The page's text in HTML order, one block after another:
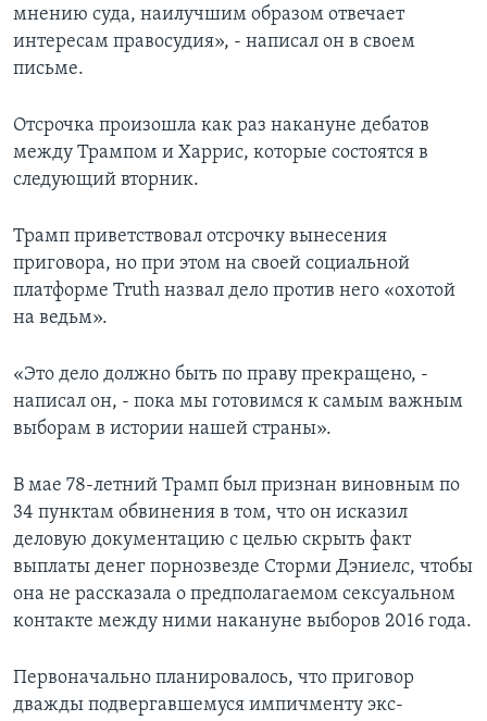
мнению суда, наилучшим образом отвечает
интересам правосудия», - написал он в своем
письме.
Отсрочка произошла как раз накануне дебатов
между Трампом и Харрис, которые состоятся в
следующий вторник.
Трамп приветствовал отсрочку вынесения
приговора, но при этом на своей социальной
платформе Truth назвал дело против него «охотой
на ведьм».
«Это дело должно быть по праву прекращено, -
написал он, - пока мы готовимся к самым важным
выборам в истории нашей страны».
В мае 78-летний Трамп был признан виновным по
34 пунктам обвинения в том, что он исказил
деловую документацию с целью скрыть факт
выплаты денег порнозвезде Сторми Дэниелс, чтобы
она не рассказала о предполагаемом сексуальном
контакте между ними накануне выборов 2016 года.
Первоначально планировалось, что приговор
дважды подвергавшемуся импичменту экс-